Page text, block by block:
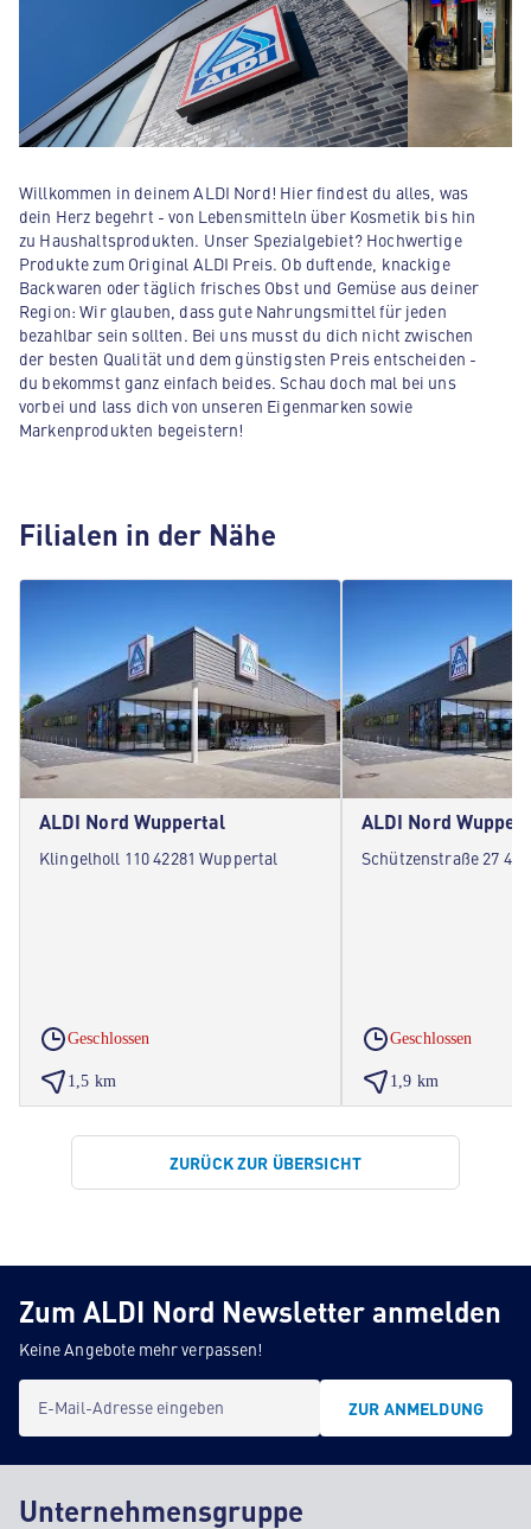
Willkommen in deinem ALDI Nord! Hier findest du alles, was
dein Herz begehrt - von Lebensmitteln über Kosmetik bis hin
zu Haushaltsprodukten. Unser Spezialgebiet? Hochwertige
Produkte zum Original ALDI Preis. Ob duftende, knackige
Backwaren oder täglich frisches Obst und Gemüse aus deiner
Region: Wir glauben, dass gute Nahrungsmittel für jeden
bezahlbar sein sollten. Bei uns musst du dich nicht zwischen
der besten Qualität und dem günstigsten Preis entscheiden -
du bekommst ganz einfach beides. Schau doch mal bei uns
vorbei und lass dich von unseren Eigenmarken sowie
Markenprodukten begeistern!
Filialen in der Nähe
ALDI Nord Wuppertal
Klingelholl 110 42281 Wuppertal
Geschlossen
1,5 km
ALDI Nord
Schützenstraße 27
Geschlossen
1,9 km
ZURÜCK ZUR ÜBERSICHT
Zum ALDI Nord Newsletter anmelden
Keine Angebote mehr verpassen!
E-Mail-Adresse eingeben ZUR ANMELDUNG
Unternehmensgruppe